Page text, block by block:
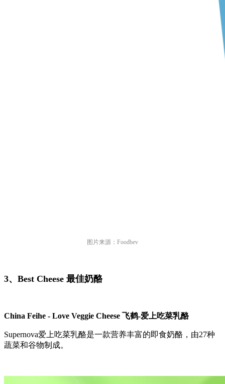
图片来源：Foodbev
3、Best Cheese 最佳奶酪
China Feihe - Love Veggie Cheese 飞鹤-爱上吃菜乳酪
Supernova爱上吃菜乳酪是一款营养丰富的即食奶酪，由27种
蔬菜和谷物制成。